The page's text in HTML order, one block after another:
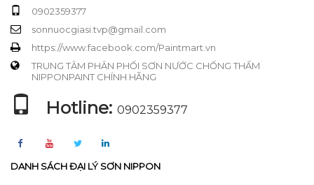
0902359377
sonnuocgiasi.tvp@gmail.com
https://www.facebook.com/Paintmart.vn
TRUNG TÂM PHÂN PHỐI SƠN NƯỚC CHỐNG THẤM
NIPPONPAINT CHÍNH HÃNG
Hotline: 0902359377
DANH SÁCH ĐẠI LÝ SƠN NIPPON